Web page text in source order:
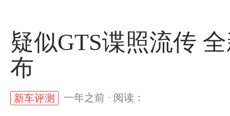
疑似GTS谍照流传
布
新车评测 一年之前 · 阅读：